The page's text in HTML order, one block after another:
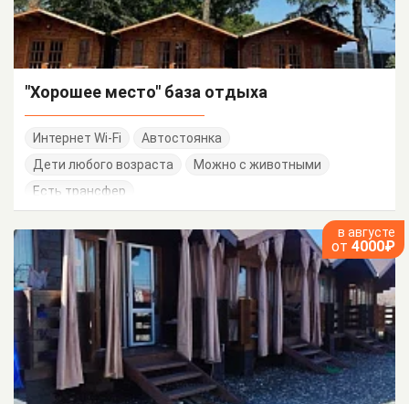
"Хорошее место" база отдыха
Интернет Wi-Fi
Автостоянка
Дети любого возраста
Можно с животными
Есть трансфер
в августе
от 4000₽